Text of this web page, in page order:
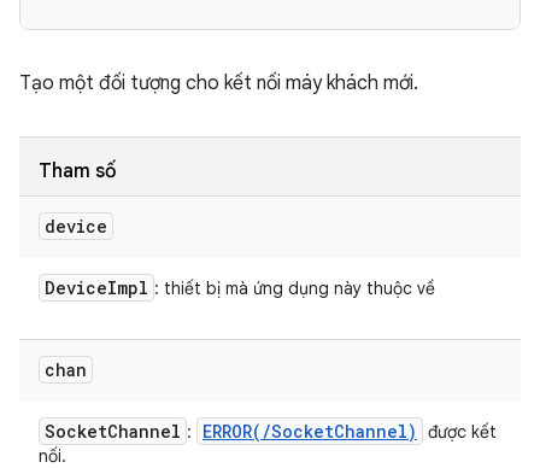
Tạo một đối tượng cho kết nối máy khách mới.
Tham số
device
DeviceImpl : thiết bị mà ứng dụng này thuộc về
chan
SocketChannel : ERROR( /SocketChannel)
được kết
nối.